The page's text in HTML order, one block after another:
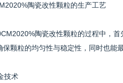
陶瓷改性颗粒的生产工艺
陶瓷改性颗粒的过程中，
保颗粒的均匀性与稳定性，同时也能
技术